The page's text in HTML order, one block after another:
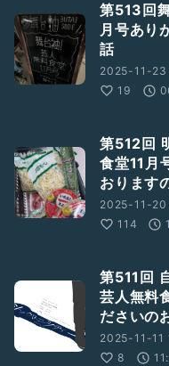
第513回
月号あり
話
2025-11-
19
第512回
食堂11月
おります
2025-11-20
114
第511回
芸人無料
ださいの
2025-11-11
8